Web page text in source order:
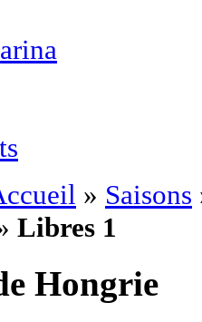
» Saisons
Libres 1
Hongrie